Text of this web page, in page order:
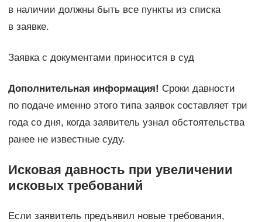
в наличии должны быть все пункты из списка
в заявке.
Заявка с документами приносится в суд
Дополнительная информация! Сроки давности
по подаче именно этого типа заявок составляет три
года со дня, когда заявитель узнал обстоятельства
ранее не известные суду.
Исковая давность при увеличении
исковых требований
Если заявитель предъявил новые требования,